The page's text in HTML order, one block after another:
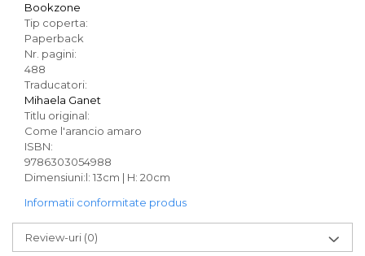
Bookzone
Tip coperta:
Paperback
Nr. pagini:
488
Traducatori:
Mihaela Ganet
Titlu original:
Come l'arancio amaro
ISBN:
9786303054988
Dimensiuni:l: 13cm | H: 20cm
Informatii conformitate produs
Review-uri (0)